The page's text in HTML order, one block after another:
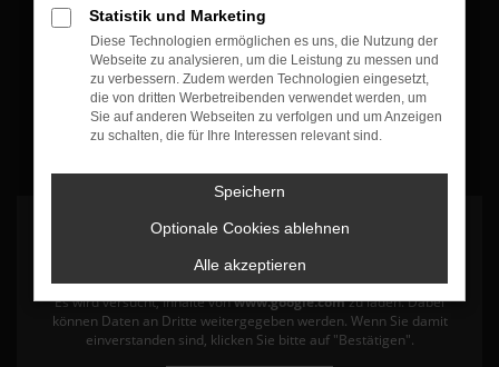
+49 7835 - 540394 0
Es wird versucht, Inhalte vonwww.google.comzu laden. Dabei
können Daten an Dritte weitergegeben werden. Wenn Sie damit
einverstanden sind, klicken Sie bitte auf "Bestätigen".
Statistik und Marketing
Diese Technologien ermöglichen es uns, die Nutzung der
Webseite zu analysieren, um die Leistung zu messen und
zu verbessern. Zudem werden Technologien eingesetzt,
die von dritten Werbetreibenden verwendet werden, um
Sie auf anderen Webseiten zu verfolgen und um Anzeigen
zu schalten, die für Ihre Interessen relevant sind.
Speichern
Optionale Cookies ablehnen
Alle akzeptieren